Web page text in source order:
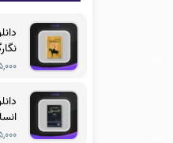
۲۵,۰۰۰
۲۵,۰۰۰